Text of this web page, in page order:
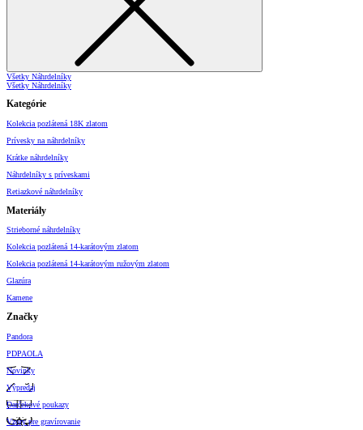
Všetky Náhrdelníky
Všetky Náhrdelníky
Kategórie
Kolekcia pozlátená 18K zlatom
Prívesky na náhrdelníky
Krátke náhrdelníky
Náhrdelníky s príveskami
Retiazkové náhrdelníky
Materiály
Strieborné náhrdelníky
Kolekcia pozlátená 14-karátovým zlatom
Kolekcia pozlátená 14-karátovým ružovým zlatom
Glazúra
Kamene
Značky
Pandora
PDPAOLA
Novinky
Výpredaj
Darčekové poukazy
Vzory pre gravírovanie